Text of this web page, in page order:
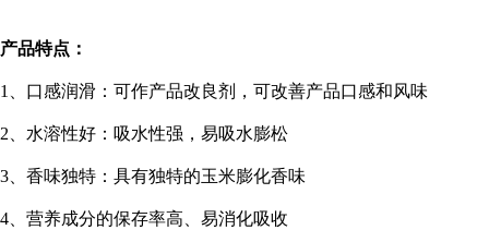
产品特点：
1 、口感润滑：可作产品改良剂，可改善产品口感和风味
2 、水溶性好：吸水性强，易吸水膨松
3 、香味独特：具有独特的玉米膨化香味
4 、营养成分的保存率高、易消化吸收